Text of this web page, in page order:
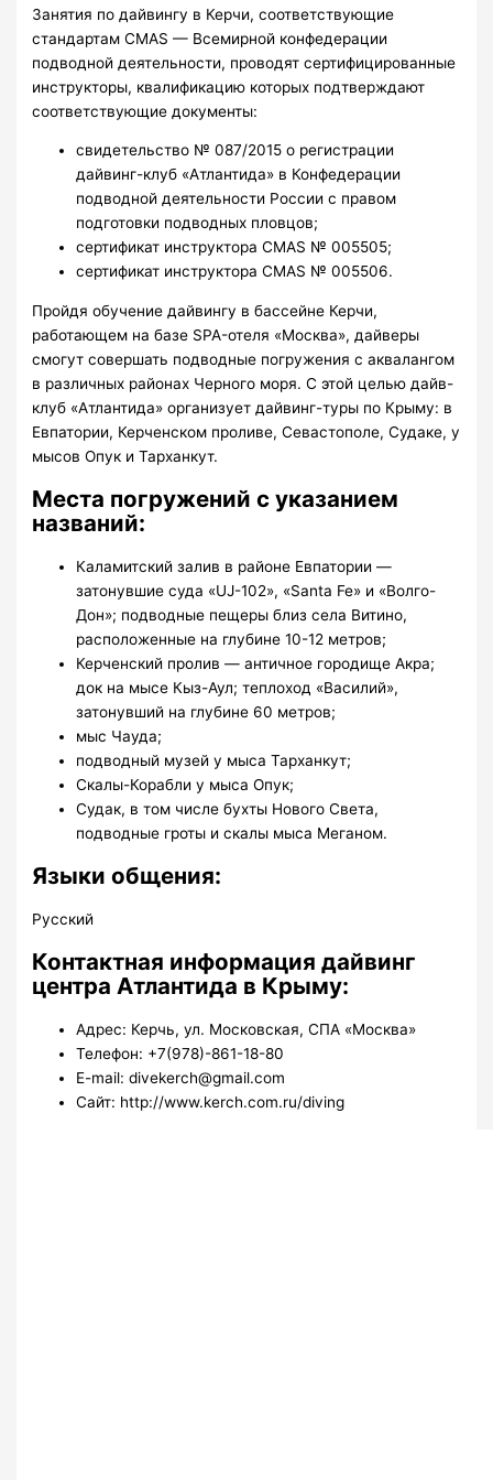
Занятия по дайвингу в Керчи, соответствующие
стандартам CMAS — Всемирной конфедерации
подводной деятельности, проводят сертифицированные
инструкторы, квалификацию которых подтверждают
соответствующие документы:
свидетельство № 087/2015 о регистрации
дайвинг-клуб «Атлантида» в Конфедерации
подводной деятельности России с правом
подготовки подводных пловцов;
сертификат инструктора CMAS № 005505;
сертификат инструктора CMAS № 005506.
Пройдя обучение дайвингу в бассейне Керчи,
работающем на базе SPA-отеля «Москва», дайверы
смогут совершать подводные погружения с аквалангом
в различных районах Черного моря. С этой целью дайв-
клуб «Атлантида» организует дайвинг-туры по Крыму: в
Евпатории, Керченском проливе, Севастополе, Судаке, у
мысов Опук и Тарханкут.
Места погружений с указанием
названий:
Каламитский залив в районе Евпатории —
затонувшие суда «UJ-102», «Santa Fe» и «Волго-
Дон»; подводные пещеры близ села Витино,
расположенные на глубине 10-12 метров;
Керченский пролив — античное городище Акра;
док на мысе Кыз-Аул; теплоход «Василий»,
затонувший на глубине 60 метров;
мыс Чауда;
подводный музей у мыса Тарханкут;
Скалы-Корабли у мыса Опук;
Судак, в том числе бухты Нового Света,
подводные гроты и скалы мыса Меганом.
Языки общения:
Русский
Контактная информация дайвинг
центра Атлантида в Крыму:
Адрес: Керчь, ул. Московская, СПА «Москва»
Телефон: +7(978)-861-18-80
E-mail: divekerch@gmail.com
Сайт: http://www.kerch.com.ru/diving